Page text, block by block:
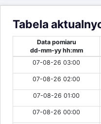
Tabela
Data pomiaru
dd-mm-yy hh:mm
07-08-26 03:00
07-08-26 02:00
07-08-26 01:00
07-08-26 00:00